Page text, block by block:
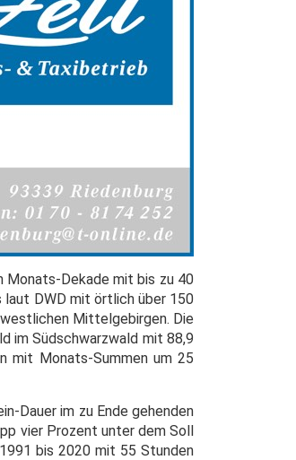
Monats-Dekade mit bis zu 40
laut DWD mit örtlich über 150
Mittelgebirgen. Die
im Südschwarzwald mit 88,9
mit Monats-Summen um 25
Dauer im zu Ende gehenden
vier Prozent unter dem Soll
bis 2020 mit 55 Stunden